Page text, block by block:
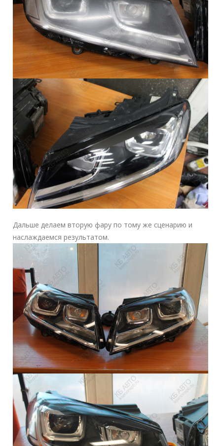
Дальше делаем вторую фару по тому же сценарию и
наслаждаемся результатом.